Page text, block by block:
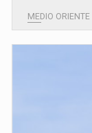
MEDIO ORIENTE